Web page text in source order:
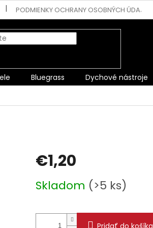
PODMIENKY OCHRANY OSOBNÝCH ÚDAJOV
Bluegrass Dychové nástroje
€1,20
cena:
Skladom (>5 ks)